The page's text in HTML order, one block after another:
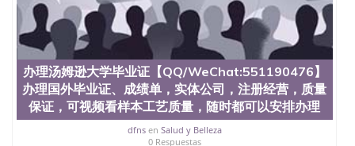
办理汤姆逊大学毕业证【QQ/WeChat:551190476】
办理国外毕业证、成绩单，实体公司，注册经营，质量
保证，可视频看样本工艺质量，随时都可以安排办理
dfnsen Salud y Belleza
0 Respuestas